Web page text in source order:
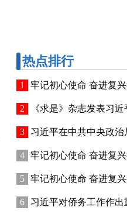
热点排行
牢记初心使命 奋进复兴征程丨重庆推动
《求是》杂志发表习近平总
习近平在中共中央政治局第二十七次集体学习时强
牢记初心使命 奋进复兴征程丨四川阿坝藏族羌族自
牢记初心使命 奋进复兴征程丨宁夏西吉县
习近平对侨务工作作出